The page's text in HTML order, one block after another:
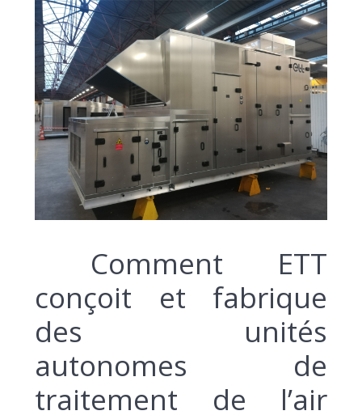
Comment ETT
conçoit et fabrique
des unités
autonomes de
traitement de l’air